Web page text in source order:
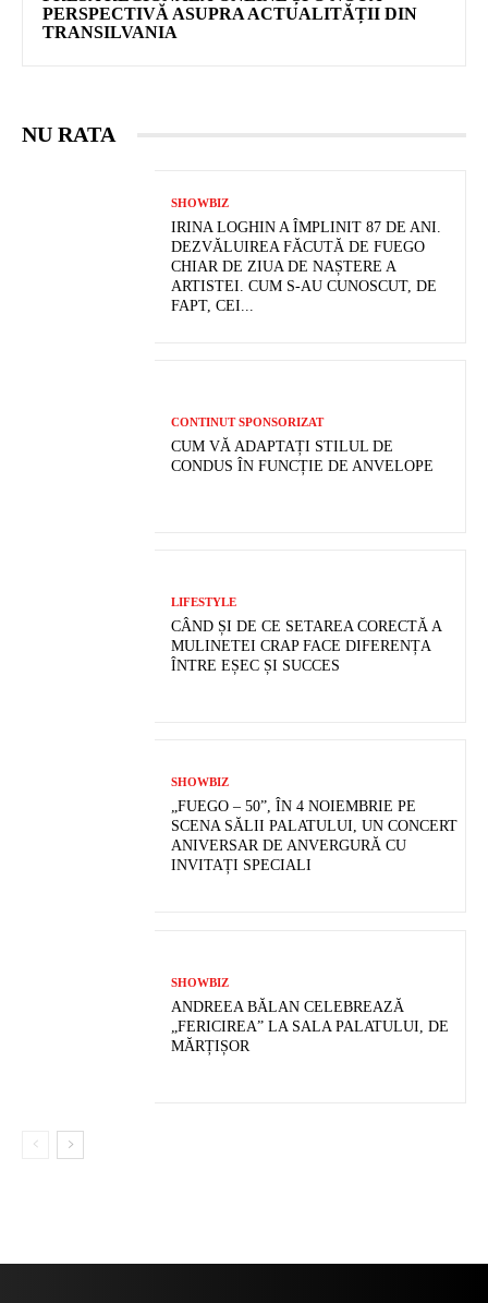
PERSPECTIVĂ ASUPRA ACTUALITĂȚII DIN
TRANSILVANIA
NU RATA
SHOWBIZ
IRINA LOGHIN A ÎMPLINIT 87 DE ANI.
DEZVĂLUIREA FĂCUTĂ DE FUEGO
CHIAR DE ZIUA DE NAȘTERE A
ARTISTEI. CUM S-AU CUNOSCUT, DE
FAPT, CEI...
CONTINUT SPONSORIZAT
CUM VĂ ADAPTAȚI STILUL DE
CONDUS ÎN FUNCȚIE DE ANVELOPE
LIFESTYLE
CÂND ȘI DE CE SETAREA CORECTĂ A
MULINETEI CRAP FACE DIFERENȚA
ÎNTRE EȘEC ȘI SUCCES
SHOWBIZ
„FUEGO – 50”, ÎN 4 NOIEMBRIE PE
SCENA SĂLII PALATULUI, UN CONCERT
ANIVERSAR DE ANVERGURĂ CU
INVITAȚI SPECIALI
SHOWBIZ
ANDREEA BĂLAN CELEBREAZĂ
„FERICIREA” LA SALA PALATULUI, DE
MĂRȚIȘOR